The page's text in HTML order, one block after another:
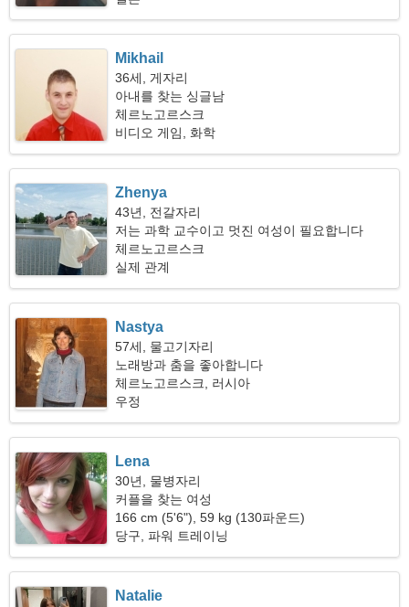
Mikhail
36세, 게자리
아내를 찾는 싱글남
체르노고르스크
비디오 게임, 화학
Zhenya
43년, 전갈자리
저는 과학 교수이고 멋진 여성이 필요합니다
체르노고르스크
실제 관계
Nastya
57세, 물고기자리
노래방과 춤을 좋아합니다
체르노고르스크, 러시아
우정
Lena
30년, 물병자리
커플을 찾는 여성
166 cm (5'6"), 59 kg (130파운드)
당구, 파워 트레이닝
Natalie